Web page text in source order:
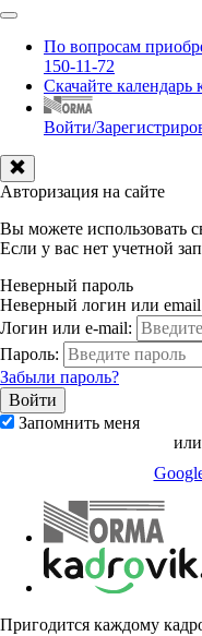
По вопросам
150-11-72
Скачайте календарь
Войти/
Авторизация на сайте
Вы можете использовать
Если у вас нет учетной
Неверный пароль
Неверный логин или email
Логин или e-mail:
Пароль:
Забыли пароль?
Запомнить меня
Пригодится каждому